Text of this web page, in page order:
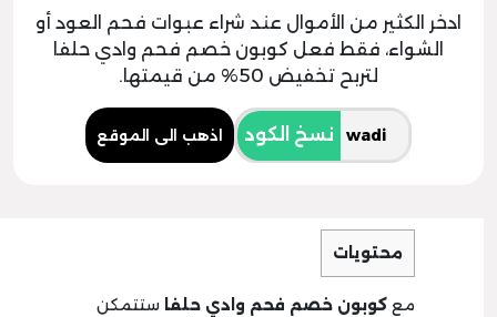
ادخر الكثير من الأموال عند شراء عبوات فحم العود أو
الشواء، فقط فعل كوبون خصم فحم وادي حلفا
لتربح تخفيض 50% من قيمتها.
نسخ الكود اذهب الى الموقع
محتويات
مع كوبون خصم فحم وادي حلفا ستتمكن